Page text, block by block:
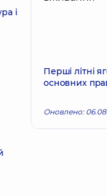
і
Перші літні
основних
Оновлено: